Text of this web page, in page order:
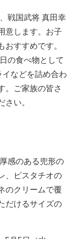
戦国武将 真田幸
意します。お子
すすめです。
の食べ物として
イなどを詰め合わ
。ご家族の皆さ
さい。
感のある兜形の
、ピスタチオの
のクリームで覆
だけるサイズの